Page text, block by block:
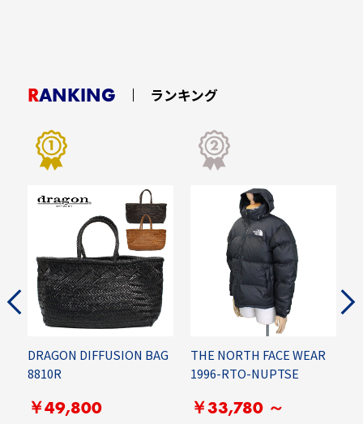
RANKING ランキング
DRAGON DIFFUSION BAG
8810R
￥49,800
THE NORTH FACE WEAR
1996-RTO-NUPTSE
￥33,780 ～